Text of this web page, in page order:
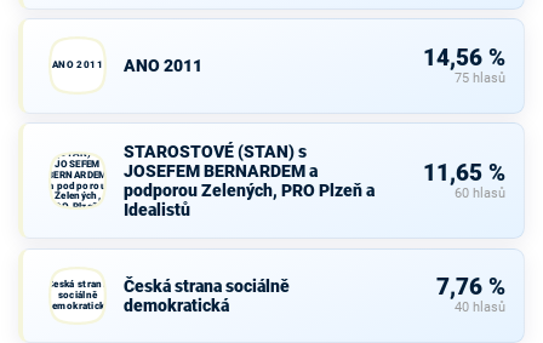
ANO 2011 ANO 2011 14,56 %
75 hlasů
(STAN) s
JOSEFEM
BERNARDEM
a podporou
Zelených,
PRO Plzeň a
STAROSTOVÉ (STAN) s
JOSEFEM BERNARDEM a
podporou Zelených, PRO Plzeň a
Idealistů
11,65 %
60 hlasů
Česká strana
sociálně
demokratická
Česká strana sociálně
demokratická
7,76 %
40 hlasů